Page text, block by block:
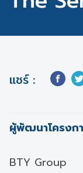
แชร์ :
ผู้พัฒนาโครงก
BTY Group